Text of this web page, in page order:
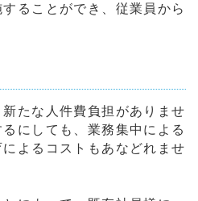
ることができ、従業員から
たな人件費負担がありませ
にしても、業務集中による
よるコストもあなどれませ